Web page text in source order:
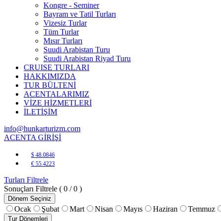
Kongre - Seminer
Bayram ve Tatil Turları
Vizesiz Turlar
Tüm Turlar
Mısır Turları
Suudi Arabistan Turu
Suudi Arabistan Riyad Turu
CRUISE TURLARI
HAKKIMIZDA
TUR BÜLTENİ
ACENTALARIMIZ
VİZE HİZMETLERİ
İLETİŞİM
info@hunkarturizm.com
ACENTA GİRİŞİ
$ 48.0846
€ 55.4223
Turları Filtrele
Sonuçları Filtrele ( 0 / 0 )
Dönem Seçiniz
Ocak Şubat Mart Nisan Mayıs Haziran Temmuz
Tur Dönemleri